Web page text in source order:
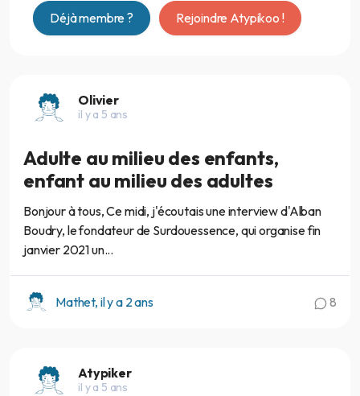
Déjà membre ? Rejoindre Atypikoo !
Olivier
il y a 5 ans
Adulte au milieu des enfants,
enfant au milieu des adultes
Bonjour à tous, Ce midi, j'écoutais une interview d'Alban
Boudry, le fondateur de Surdouessence, qui organise fin
janvier 2021 un...
Mathet, il y a 2 ans 8
Atypiker
il y a 5 ans